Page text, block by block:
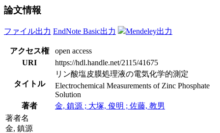
論文情報
ファイル出力 EndNote Basic出力 Mendeley出力
アクセス権
open access
URI
https://hdl.handle.net/2115/41675
タイトル
リン酸塩皮膜処理液の電気化学的測定
Electrochemical Measurements of Zinc Phosphate
Solution
著者
金, 鎮源 ; 大塚, 俊明 ; 佐藤, 教男
著者名
金, 鎮源